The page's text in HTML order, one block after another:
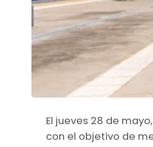
El jueves 28 de
con el objetivo de